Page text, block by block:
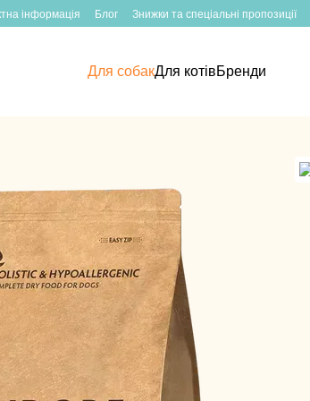
інформація Блог Знижки та спеціальні пропозиції
Для собакДля котівБренди